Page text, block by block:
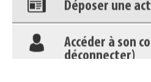
Accéder à son
déconnecter)